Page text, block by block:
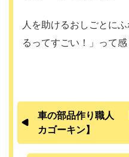
人を助けるおしごとに
るってすごい！」って
車の部品作り職人
カゴーキン】